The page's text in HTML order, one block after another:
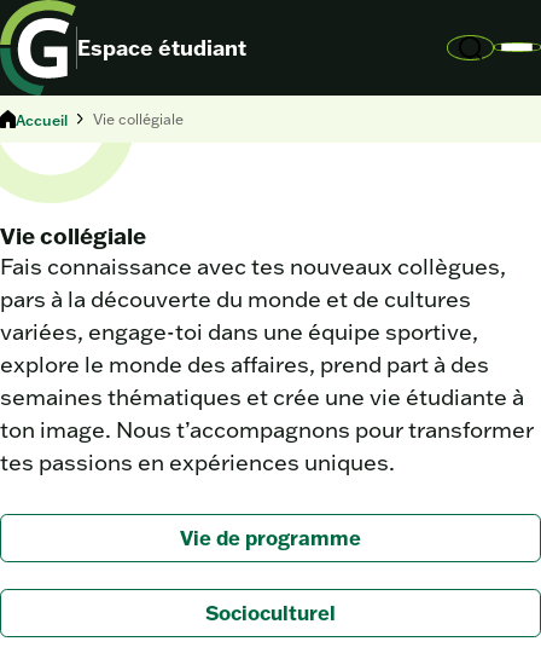
Espace étudiant
Accueil Vie collégiale
Vie collégiale
Fais connaissance avec tes nouveaux collègues,
pars à la découverte du monde et de cultures
variées, engage-toi dans une équipe sportive,
explore le monde des affaires, prend part à des
semaines thématiques et crée une vie étudiante à
ton image. Nous t’accompagnons pour transformer
tes passions en expériences uniques.
Vie de programme
Socioculturel